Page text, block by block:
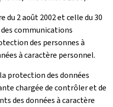
du 2 août 2002 et celle du 30
communications
des personnes à
à caractère personnel.
protection des données
chargée de contrôler et de
des données à caractère